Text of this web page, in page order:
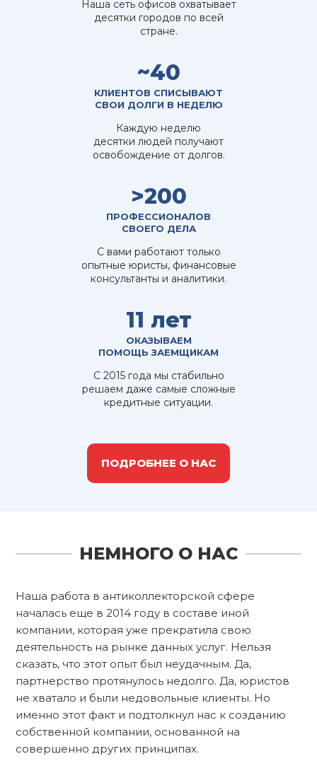
Наша сеть офисов охватывает
десятки городов по всей
стране.
~40
КЛИЕНТОВ СПИСЫВАЮТ
СВОИ ДОЛГИ В НЕДЕЛЮ
Каждую неделю
десятки людей получают
освобождение от долгов.
>200
ПРОФЕССИОНАЛОВ
СВОЕГО ДЕЛА
С вами работают только
опытные юристы, финансовые
консультанты и аналитики.
11 лет
ОКАЗЫВАЕМ
ПОМОЩЬ ЗАЕМЩИКАМ
С 2015 года мы стабильно
решаем даже самые сложные
кредитные ситуации.
ПОДРОБНЕЕ О НАС
НЕМНОГО О НАС
Наша работа в антиколлекторской сфере
началась еще в 2014 году в составе иной
компании, которая уже прекратила свою
деятельность на рынке данных услуг. Нельзя
сказать, что этот опыт был неудачным. Да,
партнерство протянулось недолго. Да, юристов
не хватало и были недовольные клиенты. Но
именно этот факт и подтолкнул нас к созданию
собственной компании, основанной на
совершенно других принципах.